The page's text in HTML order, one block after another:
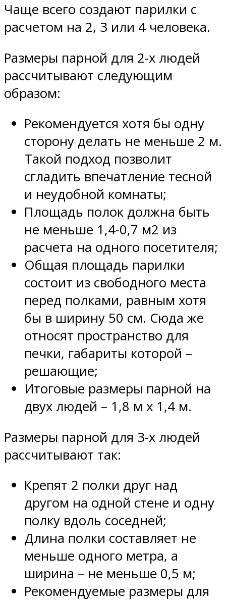
Чаще всего создают парилки с
расчетом на 2, 3 или 4 человека.
Размеры парной для 2-х людей
рассчитывают следующим
образом:
Рекомендуется хотя бы одну
сторону делать не меньше 2 м.
Такой подход позволит
сгладить впечатление тесной
и неудобной комнаты;
Площадь полок должна быть
не меньше 1,4-0,7 м2 из
расчета на одного посетителя;
Общая площадь парилки
состоит из свободного места
перед полками, равным хотя
бы в ширину 50 см. Сюда же
относят пространство для
печки, габариты которой –
решающие;
Итоговые размеры парной на
двух людей – 1,8 м х 1,4 м.
Размеры парной для 3-х людей
рассчитывают так:
Крепят 2 полки друг над
другом на одной стене и одну
полку вдоль соседней;
Длина полки составляет не
меньше одного метра, а
ширина – не меньше 0,5 м;
Рекомендуемые размеры для